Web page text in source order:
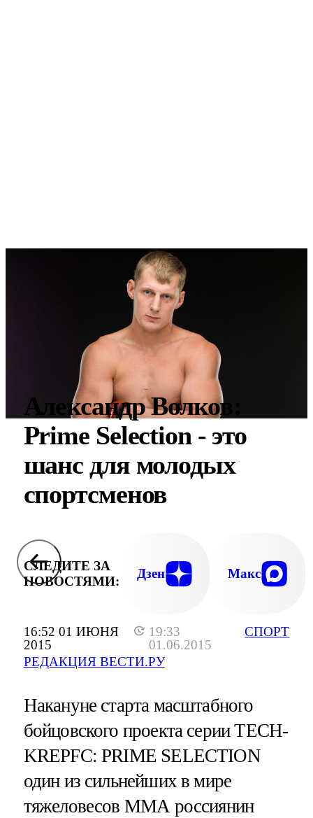
16:52 01 ИЮНЯ
2015
19:33
01.06.2015
РЕДАКЦИЯ ВЕСТИ.РУ
СПОРТ
Александр Волков:
Prime Selection - это
шанс для молодых
спортсменов
СЛЕДИТЕ ЗА
НОВОСТЯМИ:
Дзен Макс
Накануне старта масштабного
бойцовского проекта серии TECH-
KREPFC: PRIME SELECTION
один из сильнейших в мире
тяжеловесов ММА россиянин